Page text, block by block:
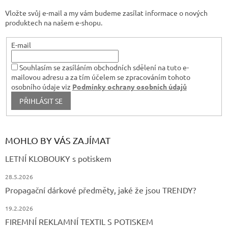
Vložte svůj e-mail a my vám budeme zasílat informace o nových
produktech na našem e-shopu.
E-mail
Souhlasím se zasíláním obchodních sdělení na tuto e-
mailovou adresu a za tím účelem se zpracováním tohoto
osobního údaje viz Podmínky ochrany osobních údajů
PŘIHLÁSIT SE
MOHLO BY VÁS ZAJÍMAT
LETNÍ KLOBOUKY s potiskem
28.5.2026
Propagační dárkové předměty, jaké že jsou TRENDY?
19.2.2026
FIREMNÍ REKLAMNÍ TEXTIL S POTISKEM